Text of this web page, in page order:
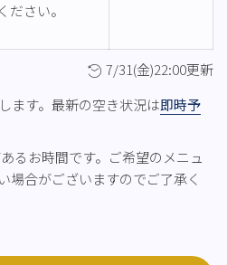
ください。
7/31(金)22:00更新
ます。最新の空き状況は即時予
るお時間です。ご希望のメニュ
場合がございますのでご了承く